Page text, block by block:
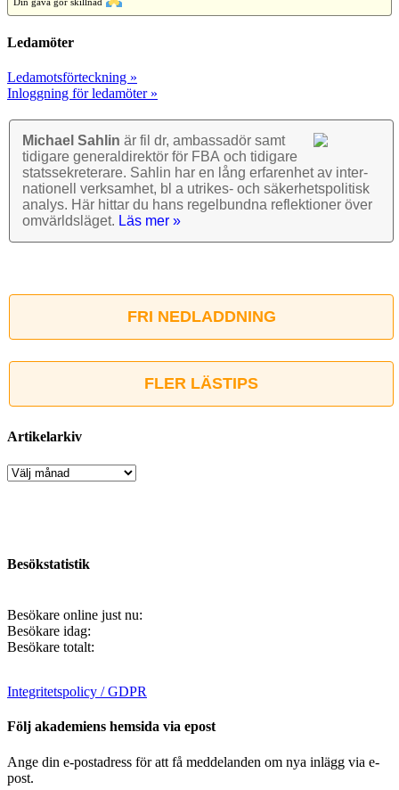
Ledamöter
Ledamotsförteckning »
Inloggning för ledamöter »
Michael Sahlin är fil dr, ambassadör samt
tidigare general­direktör för FBA och tidigare
stats­sekre­terare. Sahlin har en lång erfarenhet av inter­
nationell verk­samhet, bl a utrikes- och säkerhets­politisk
analys. Här hittar du hans regel­bundna reflek­tioner över
omvärlds­läget. Läs mer »
FRI NEDLADDNING
FLER LÄSTIPS
Artikelarkiv
Artikelarkiv
Besökstatistik
Besökare online just nu:
Besökare idag:
Besökare totalt:
Integritetspolicy / GDPR
Följ akademiens hemsida via epost
Ange din e-postadress för att få meddelanden om nya inlägg via e-
post.